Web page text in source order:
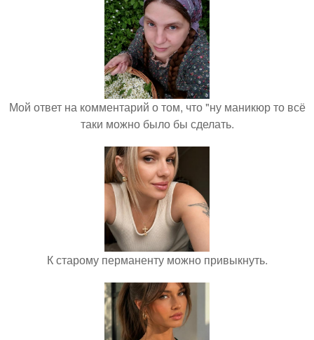
Мой ответ на комментарий о том, что "ну маникюр то всё
таки можно было бы сделать.
К старому перманенту можно привыкнуть.